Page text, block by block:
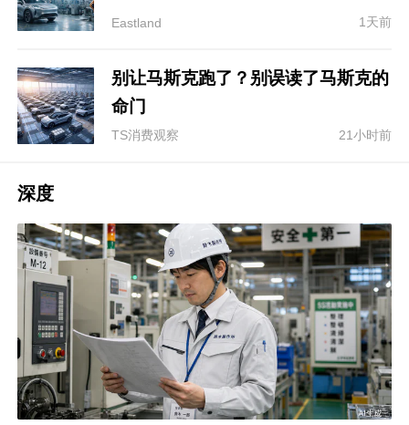
Eastland 1天前
别让马斯克跑了？别误读了马斯克的
命门
TS消费观察 21小时前
深度